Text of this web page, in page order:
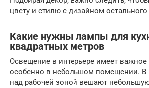
цвету и стилю с дизайном остального
Какие нужны лампы для
квадратных метров
Освещение в интерьере имеет важное
особенно в небольшом помещении. В
над рабочей зоной вешают